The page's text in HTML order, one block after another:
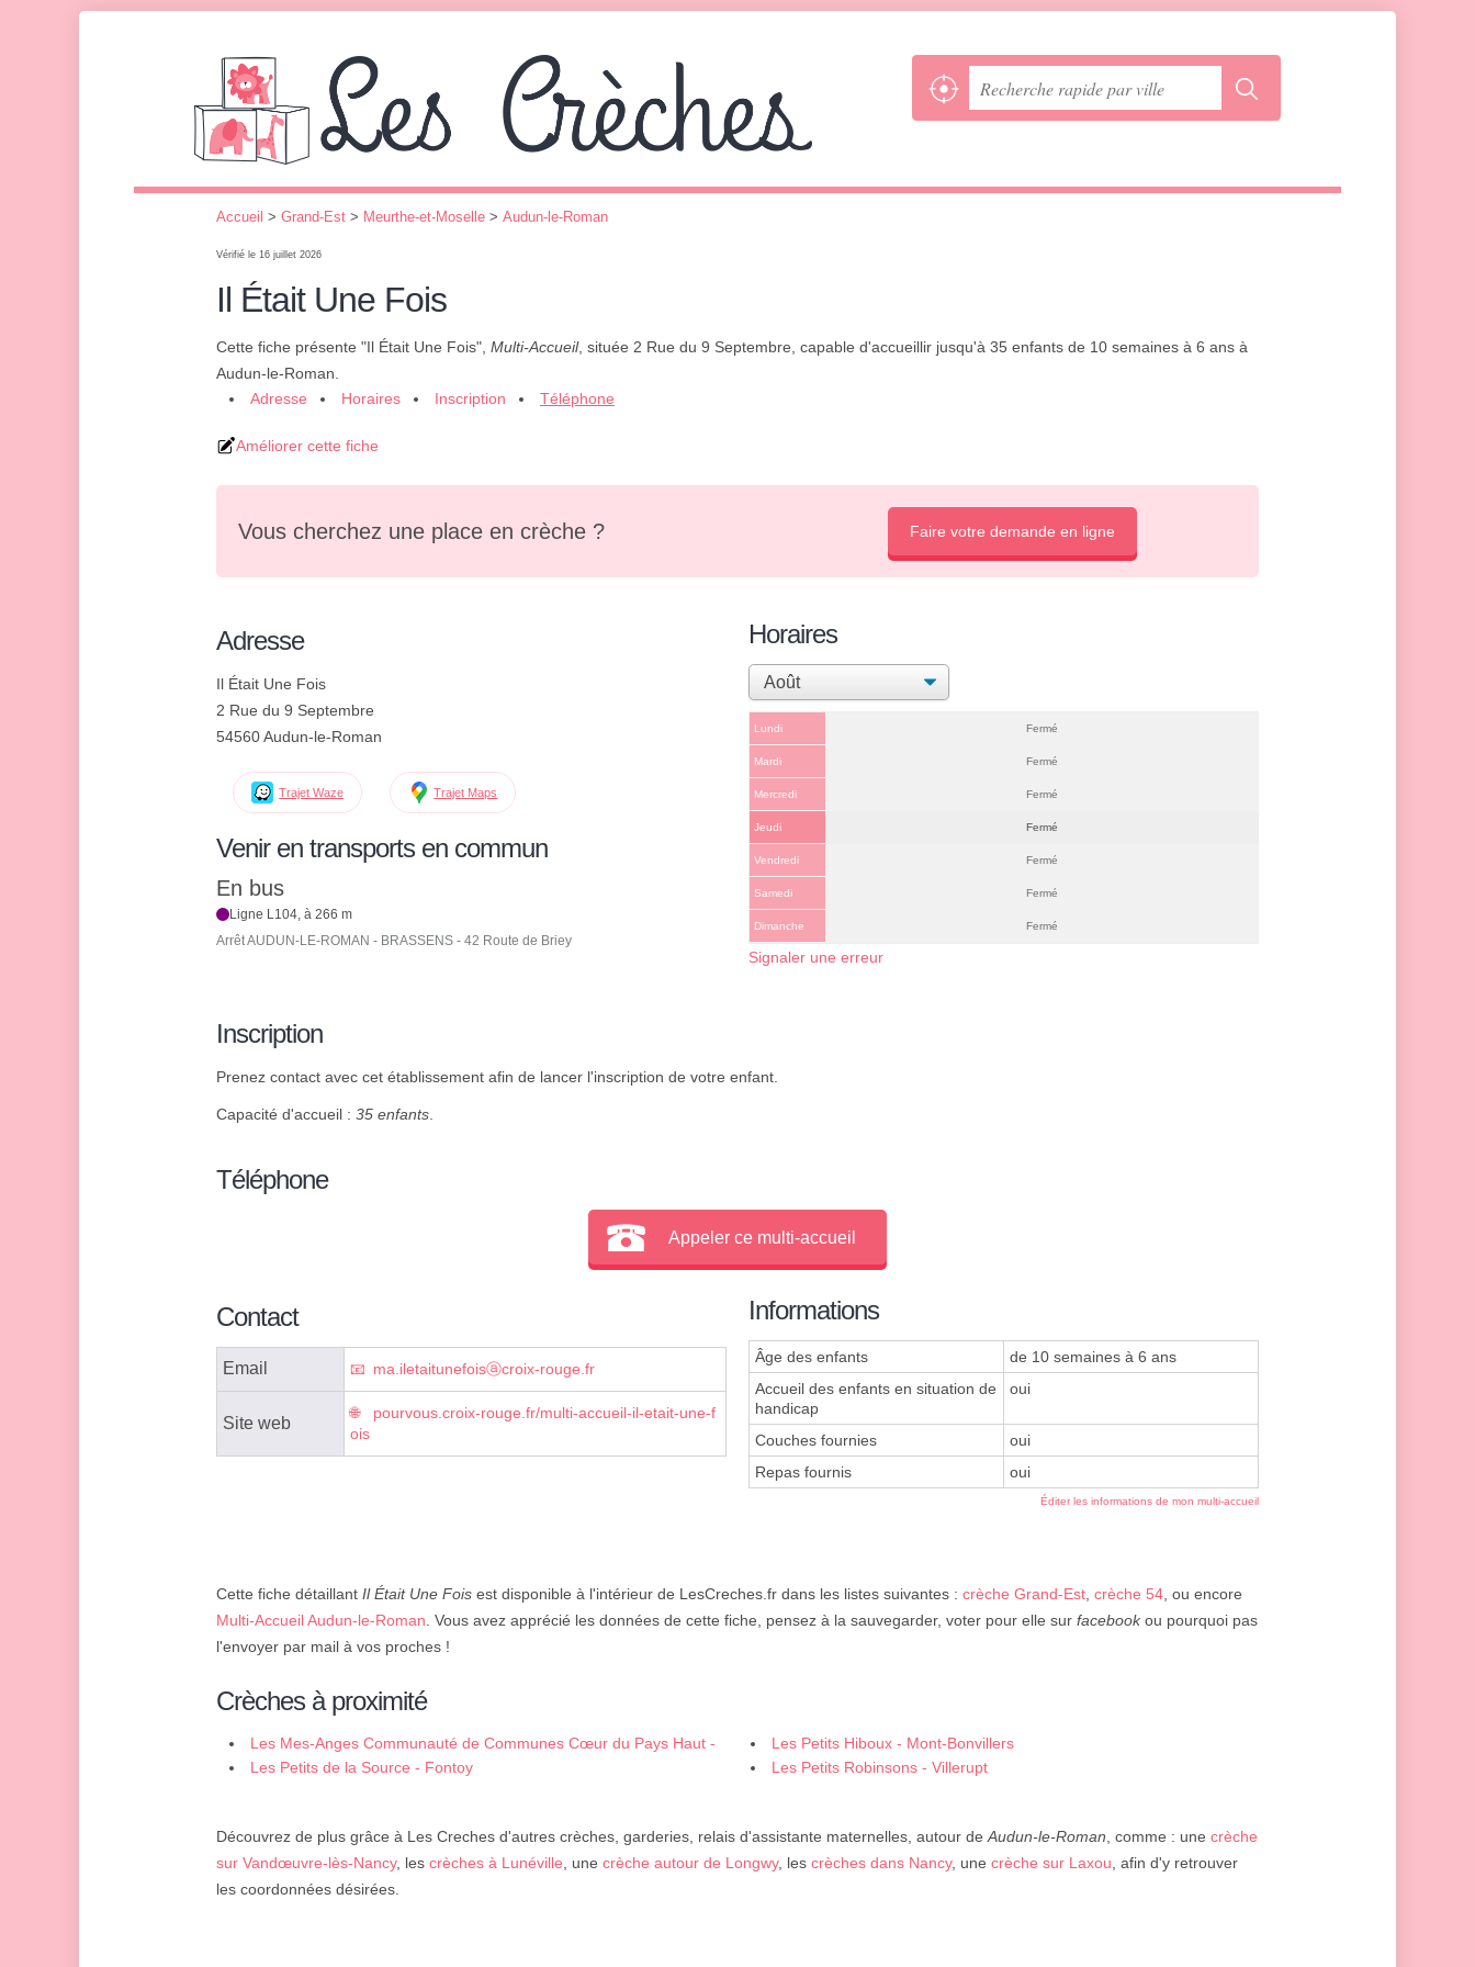
Accueil > Grand-Est > Meurthe-et-Moselle > Audun-le-Roman
Vérifié le 16 juillet 2026
Il Était Une Fois
Cette fiche présente "Il Était Une Fois", Multi-Accueil, située 2 Rue du 9 Septembre, capable d'accueillir jusqu'à 35 enfants de 10 semaines à 6 ans à
Audun-le-Roman.
Adresse
Horaires Inscription Téléphone
Améliorer cette fiche
Vous cherchez une place en crèche ? Faire votre demande en ligne
Adresse
Il Était Une Fois
2 Rue du 9 Septembre
54560 Audun-le-Roman
Trajet Waze Trajet Maps
Venir en transports en commun
En bus
Ligne L104, à 266 m
Arrêt AUDUN-LE-ROMAN - BRASSENS - 42 Route de Briey
Horaires
Lundi Fermé
Mardi Fermé
Mercredi Fermé
Jeudi Fermé
Vendredi Fermé
Samedi Fermé
Dimanche Fermé
Signaler une erreur
Inscription
Prenez contact avec cet établissement afin de lancer l'inscription de votre enfant.
Capacité d'accueil : 35 enfants
Téléphone
Appeler ce multi-accueil
Contact
Email ma.iletaitunefoisⓐcroix-rouge.fr
Site web
pourvous.croix-rouge.fr/multi-accueil-il-etait-une-f
ois
Informations
Âge des enfants
de 10 semaines à 6 ans
Accueil des enfants en situation de
handicap
oui
Couches fournies
oui
Repas fournis
oui
Éditer les informations de mon multi-accueil
Cette fiche détaillant Il Était Une Fois est disponible à l'intérieur de LesCreches.fr dans les listes suivantes : crèche Grand-Est crèche 54 , ou encore
Multi-Accueil Audun-le-Roman . Vous avez apprécié les données de cette fiche, pensez à la sauvegarder, voter pour elle sur facebookou pourquoi pas
l'envoyer par mail à vos proches !
Crèches à proximité
Les Mes-Anges Communauté de Communes Cœur du Pays Haut -
Audun-le-Roman
Les Petits Hiboux - Mont-Bonvillers
Les Petits de la Source - Fontoy
Les Petits Robinsons - Villerupt
Découvrez de plus grâce à Les Creches d'autres crèches, garderies, relais d'assistante maternelles, autour de Audun-le-Roman , comme : une crèche
sur Vandœuvre-lès-Nancy, les crèches à Lunéville , une crèche autour de Longwy, les crèches dans Nancy, une crèche sur Laxou , afin d'y retrouver
les coordonnées désirées.